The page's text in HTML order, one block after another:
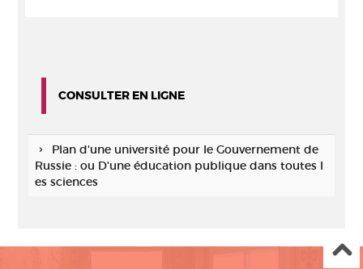
CONSULTER EN LIGNE
Plan d'une université pour le Gouvernement de
Russie : ou D'une éducation publique dans toutes l
es sciences